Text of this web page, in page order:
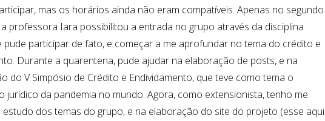
mas os horários ainda não eram compatíveis. Apenas no segundo
professora Iara possibilitou a entrada no grupo através da disciplina
participar de fato, e começar a me aprofundar no tema do crédito e
Durante a quarentena, pude ajudar na elaboração de posts, e na
do V Simpósio de Crédito e Endividamento, que teve como tema o
jurídico da pandemia no mundo. Agora, como extensionista, tenho me
dos temas do grupo, e na elaboração do site do projeto (esse aqui